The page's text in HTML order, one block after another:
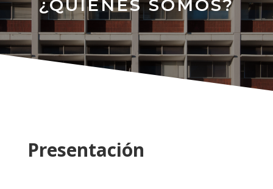
¿QUIÉNES SOMOS?
Presentación